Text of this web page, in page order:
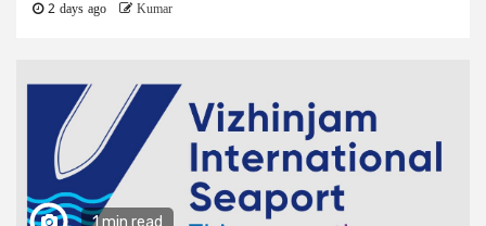
2 days ago Kumar
1 min read